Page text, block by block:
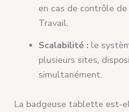
en cas de contrôle de
Travail.
Scalabilité : le
plusieurs sites,
simultanément.
La badgeuse tablette est-